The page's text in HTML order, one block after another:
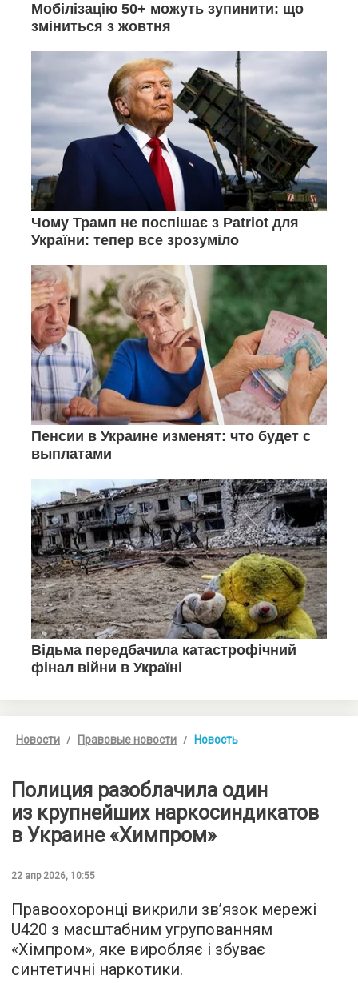
Новости Правовые новости Новость
Полиция разоблачила один
из крупнейших наркосиндикатов
в Украине «Химпром»
22 апр 2026, 10:55
Правоохоронці викрили зв’язок мережі
U420 з масштабним угрупованням
«Хімпром», яке виробляє і збуває
синтетичні наркотики.